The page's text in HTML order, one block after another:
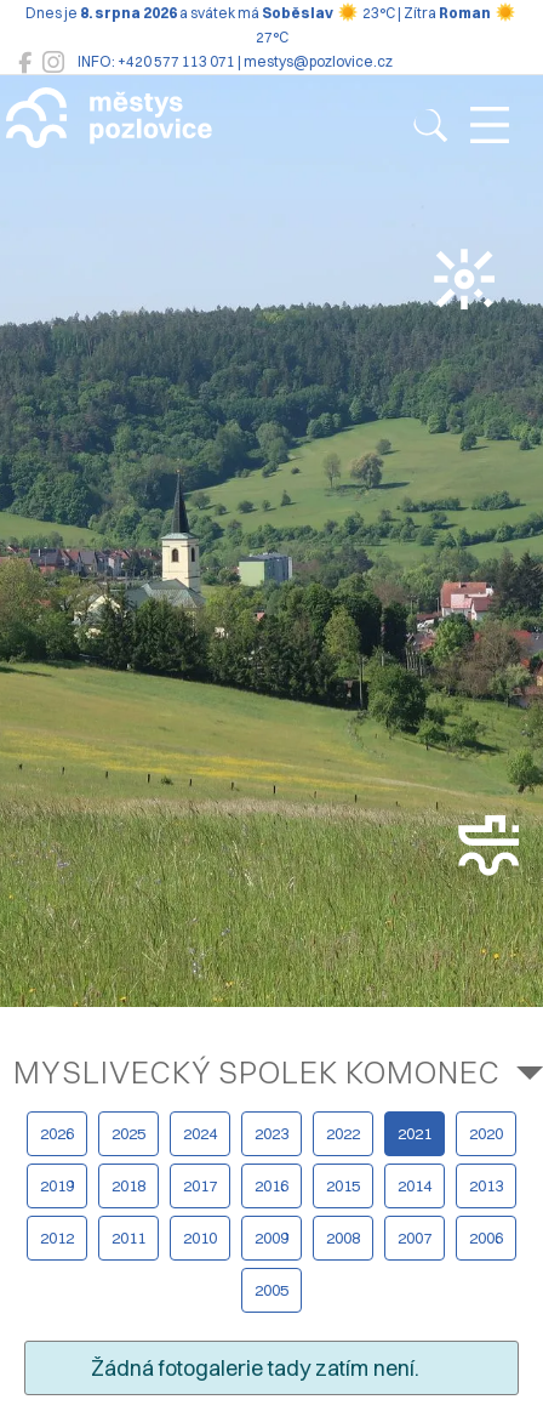
INFO: +420 577 113 071 | mestys@pozlovice.cz
Dnes je 8. srpna 2026 a svátek má Soběslav 23°C | Zítra Roman
27°C
Pozlovice
MYSLIVECKÝ SPOLEK KOMONEC
2026 2025 2024 2023 2022 2021 2020
2019 2018 2017 2016 2015 2014 2013
2012 2011 2010 2009 2008 2007 2006
2005
Žádná fotogalerie tady zatím není.